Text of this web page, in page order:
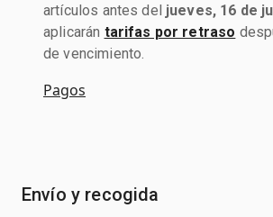
artículos antes del jueves, 16 de
aplicarán tarifas por retraso
de vencimiento.
Pagos
Envío y recogida